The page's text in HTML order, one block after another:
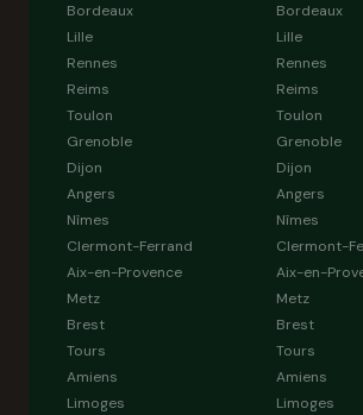
Bordeaux
Lille
Rennes
Reims
Toulon
Grenoble
Dijon
Angers
Nîmes
Clermont-Ferrand
Aix-en-Provence
Metz
Brest
Tours
Amiens
Limoges
Bordeaux
Lille
Rennes
Reims
Toulon
Grenoble
Dijon
Angers
Nîmes
Clermont-
Aix-en-
Metz
Brest
Tours
Amiens
Limoges